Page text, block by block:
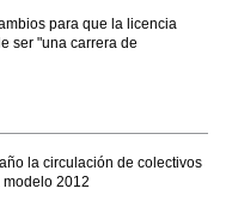
para que la licencia
ser "una carrera de
la circulación de colectivos
2012